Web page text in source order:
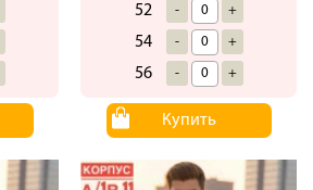
52 - +
54 - +
56 - +
Купить